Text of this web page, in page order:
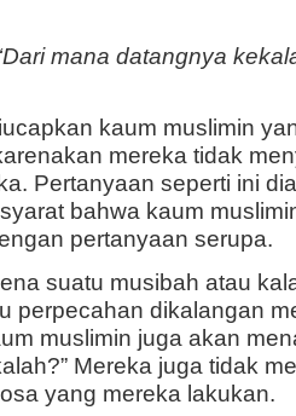
mana datangnya
kaum muslimin
mereka tidak
Pertanyaan seperti ini
bahwa kaum
pertanyaan serupa.
suatu musibah atau
perpecahan dikalangan
muslimin juga akan
Mereka juga tidak
yang mereka lakukan.